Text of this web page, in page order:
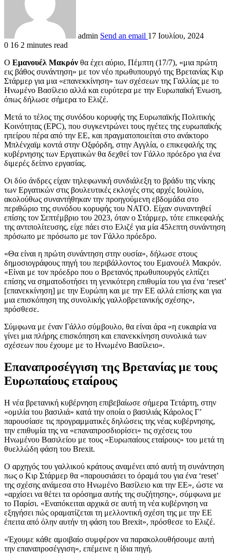
admin Send an email 17 Ιουλίου, 2024
0 16 2 minutes read
Ο Εμανουέλ Μακρόν θα έχει αύριο, Πέμπτη (17/7), «μια πρώτη
εις βάθος συνάντηση» με τον νέο πρωθυπουργό της Βρετανίας Κιρ
Στάρμερ για μια «επανεκκίνηση» των σχέσεων της Γαλλίας με το
Ηνωμένο Βασίλειο αλλά και ευρύτερα με την Ευρωπαϊκή Ένωση,
όπως δήλωσε σήμερα το Ελιζέ.
Μετά το τέλος της συνόδου κορυφής της Ευρωπαϊκής Πολιτικής
Κοινότητας (EPC), που συγκεντρώνει τους ηγέτες της ευρωπαϊκής
ηπείρου πέρα από την ΕΕ, και πραγματοποιείται στο ανάκτορο
Μπλένχαϊμ κοντά στην Οξφόρδη, στην Αγγλία, ο επικεφαλής της
κυβέρνησης των Εργατικών θα δεχθεί τον Γάλλο πρόεδρο για ένα
διμερές δείπνο εργασίας.
Οι δύο άνδρες είχαν τηλεφωνική συνδιάλεξη το βράδυ της νίκης
των Εργατικών στις βουλευτικές εκλογές στις αρχές Ιουλίου,
ακολούθως συναντήθηκαν την προηγούμενη εβδομάδα στο
περιθώριο της συνόδου κορυφής του ΝΑΤΟ. Είχαν συναντηθεί
επίσης τον Σεπτέμβριο του 2023, όταν ο Στάρμερ, τότε επικεφαλής
της αντιπολίτευσης, είχε πάει στο Ελιζέ για μία 45λεπτη συνάντηση
πρόσωπο με πρόσωπο με τον Γάλλο πρόεδρο.
«Θα είναι η πρώτη συνάντηση στην ουσία», δήλωσε στους
δημοσιογράφους πηγή του περιβάλλοντος του Εμανουέλ Μακρόν.
«Είναι με τον πρόεδρο που ο Βρετανός πρωθυπουργός ελπίζει
επίσης να σηματοδοτήσει τη γενικότερη επιθυμία του για ένα ‘reset’
[επανεκκίνηση] με την Ευρώπη και με την ΕΕ αλλά επίσης και για
μια επισκόπηση της συνολικής γαλλοβρετανικής σχέσης»,
πρόσθεσε.
Σύμφωνα με έναν Γάλλο σύμβουλο, θα είναι άρα «η ευκαιρία να
γίνει μια πλήρης επισκόπηση και επανεκκίνηση συνολικά των
σχέσεων που έχουμε με το Ηνωμένο Βασίλειο».
Επαναπροσέγγιση της Βρετανίας με τους
Ευρωπαίους εταίρους
Η νέα βρετανική κυβέρνηση επιβεβαίωσε σήμερα Τετάρτη, στην
«ομιλία του βασιλιά» κατά την οποία ο βασιλιάς Κάρολος Γ’
παρουσίασε τις προγραμματικές δηλώσεις της νέας κυβέρνησης,
την επιθυμία της να «επαναπροσδιορίσει» τις σχέσεις του
Ηνωμένου Βασιλείου με τους «Ευρωπαίους εταίρους» του μετά τη
θυελλώδη φάση του Brexit.
Ο αρχηγός του γαλλικού κράτους αναμένει από αυτή τη συνάντηση
πως ο Κιρ Στάρμερ θα «παρουσιάσει το όραμά του για ένα ‘reset’
της σχέσης ανάμεσα στο Ηνωμένο Βασίλειο και την ΕΕ», ώστε να
«αρχίσει να θέτει τα ορόσημα αυτής της συζήτησης», σύμφωνα με
το Παρίσι. «Εναπόκειται αρχικά σε αυτή τη νέα κυβέρνηση να
εξηγήσει πώς οραματίζεται τη μελλοντική σχέση της με την ΕΕ
έπειτα από όλην αυτήν τη φάση του Brexit», πρόσθεσε το Ελιζέ.
«Έχουμε κάθε αμοιβαίο συμφέρον να παρακολουθήσουμε αυτή
την επαναπροσέγγιση», επέμεινε η ίδια πηγή.